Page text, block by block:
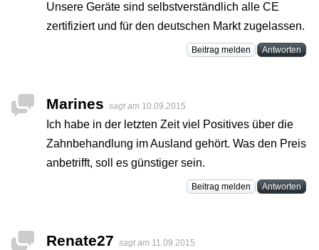
Unsere Geräte sind selbstverständlich alle CE
zertifiziert und für den deutschen Markt zugelassen.
Beitrag melden Antworten
Marines sagt am 10.09.2015
Ich habe in der letzten Zeit viel Positives über die
Zahnbehandlung im Ausland gehört. Was den Preis
anbetrifft, soll es günstiger sein.
Beitrag melden Antworten
Renate27 sagt am 11.09.2015